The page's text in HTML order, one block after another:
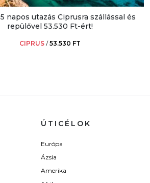
napos utazás Ciprusra szállással és
repülővel 53.530 Ft-ért!
CIPRUS /53.530 FT
ÚTICÉLOK
Európa
Ázsia
Amerika